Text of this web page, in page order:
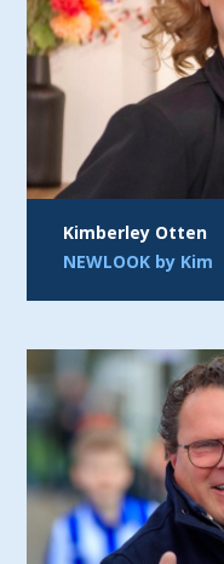
Kimberley Otten
NEWLOOK by Kim